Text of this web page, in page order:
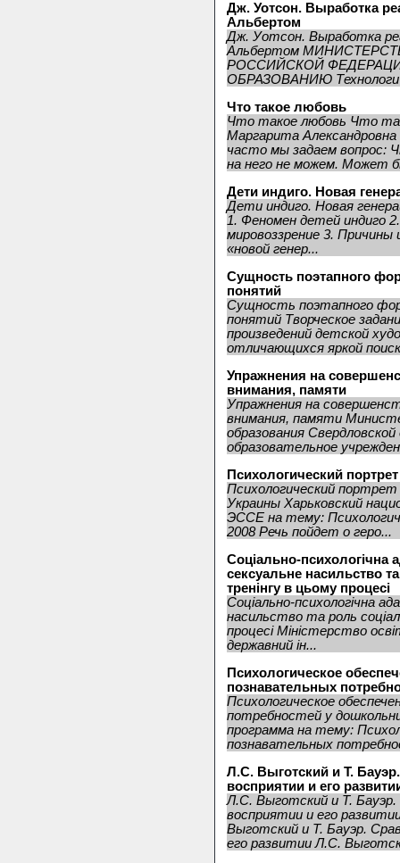
Дж. Уотсон. Выработка
Альбертом
Дж. Уотсон. Выработка
Альбертом
РОССИЙСКОЙ
ОБРАЗОВАНИЮ
Что такое любовь
Что такое любовь Что
Маргарита
часто мы задаем вопрос:
на него не можем. Может
Дети индиго. Новая
Дети индиго. Новая
1. Феномен детей индиго
мировоззрение 3. Причины
«новой генер...
Сущность поэтапного
понятий
Сущность поэтапного
понятий Творческое
произведений детской
отличающихся яркой
Упражнения на
внимания, памяти
Упражнения на
внимания, памяти
образования
образовательное
Психологический
Психологический
Украины Харьковский
ЭССЕ на тему:
2008 Речь пойдет о геро...
Соціально-психологічна
сексуальне насильство
тренінгу в цьому процесі
Соціально-психологічна
насильство та роль
процесі Міністерство
державний ін...
Психологическое
познавательных
Психологическое
потребностей у
программа на тему:
познавательных
Л.С. Выготский и Т.
восприятии и его
Л.С. Выготский и Т. Бауэр.
восприятии и его
Выготский и Т. Бауэр.
его развитии Л.С.